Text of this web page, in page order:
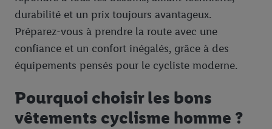
durabilité et un prix toujours avantageux.
Préparez-vous à prendre la route avec une
confiance et un confort inégalés, grâce à des
équipements pensés pour le cycliste moderne.
Pourquoi choisir les bons
vêtements cyclisme homme ?